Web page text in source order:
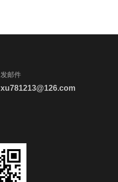
发邮件
xu781213@126.com